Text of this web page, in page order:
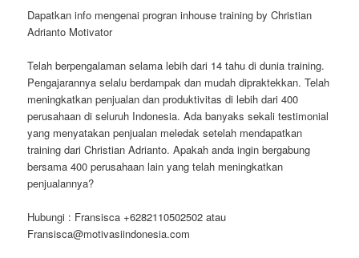
Dapatkan info mengenai progran inhouse training by Christian
Adrianto Motivator
Telah berpengalaman selama lebih dari 14 tahu di dunia training.
Pengajarannya selalu berdampak dan mudah dipraktekkan. Telah
meningkatkan penjualan dan produktivitas di lebih dari 400
perusahaan di seluruh Indonesia. Ada banyaks sekali testimonial
yang menyatakan penjualan meledak setelah mendapatkan
training dari Christian Adrianto. Apakah anda ingin bergabung
bersama 400 perusahaan lain yang telah meningkatkan
penjualannya?
Hubungi : Fransisca +6282110502502 atau
Fransisca@motivasiindonesia.com